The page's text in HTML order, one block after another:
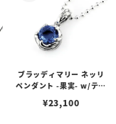
ブラッディマリー ネッリ
ペンダント -果実- w/ティ
¥23,100